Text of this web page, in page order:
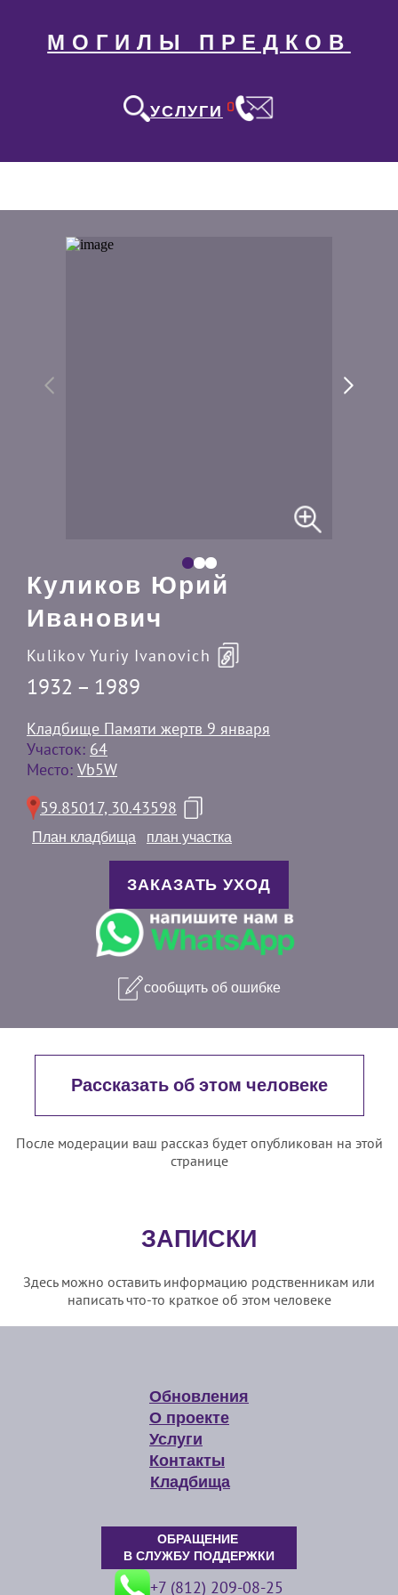
МОГИЛЫ ПРЕДКОВ
УСЛУГИ 0
Куликов Юрий
Иванович
Kulikov Yuriy Ivanovich
1932 – 1989
Кладбище Памяти жертв 9 января
Участок: 64
Место: Vb5W
59.85017, 30.43598
План кладбища план участка
ЗАКАЗАТЬ УХОД
сообщить об ошибке
Рассказать об этом человеке
После модерации ваш рассказ будет опубликован на этой
странице
ЗАПИСКИ
Здесь можно оставить информацию родственникам или
написать что-то краткое об этом человеке
Обновления
О проекте
Услуги
Контакты
Кладбища
ОБРАЩЕНИЕ
В СЛУЖБУ ПОДДЕРЖКИ
+7 (812) 209-08-25